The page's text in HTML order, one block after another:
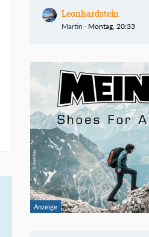
Leonhardstein
Martin Montag, 20:33